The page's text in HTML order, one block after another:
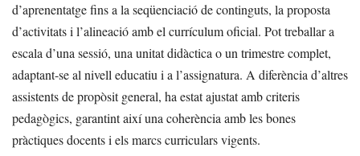
d’aprenentatge fins a la seqüenciació de continguts, la proposta
d’activitats i l’alineació amb el currículum oficial. Pot treballar a
escala d’una sessió, una unitat didàctica o un trimestre complet,
adaptant-se al nivell educatiu i a l’assignatura. A diferència d’altres
assistents de propòsit general, ha estat ajustat amb criteris
pedagògics, garantint així una coherència amb les bones
pràctiques docents i els marcs curriculars vigents.